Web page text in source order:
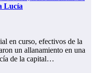
Lucía
en curso, efectivos de la
un allanamiento en una
de la capital…